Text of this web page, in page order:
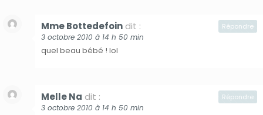
Mme Bottedefoin dit :
3 octobre 2010 à 14 h 50 min
quel beau bébé ! lol
Répondre
Melle Na dit :
3 octobre 2010 à 14 h 50 min
Répondre